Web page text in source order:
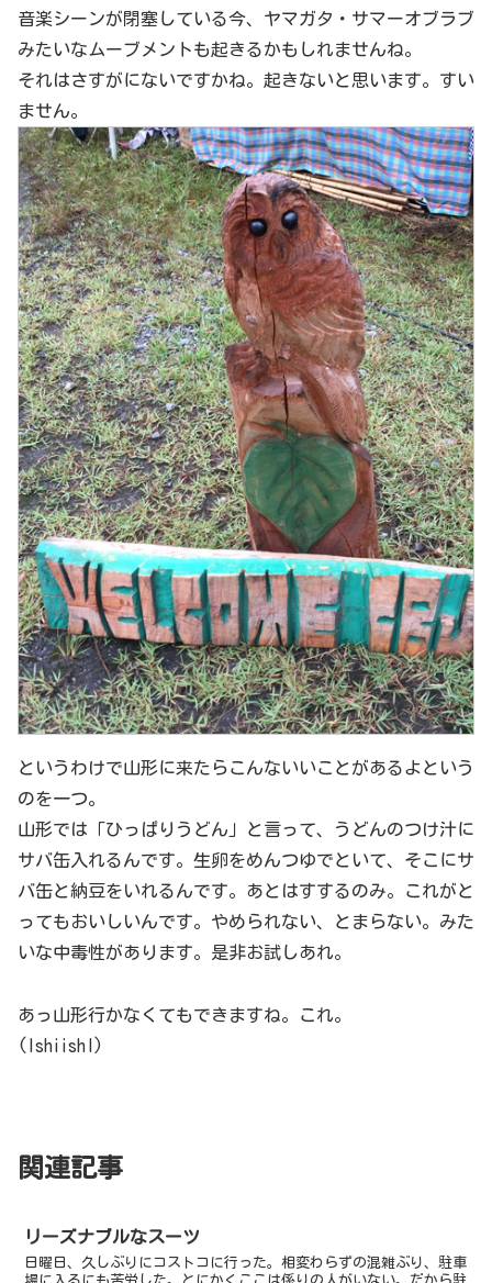
音楽シーンが閉塞している今、ヤマガタ・サマーオブラブ
みたいなムーブメントも起きるかもしれませんね。
それはさすがにないですかね。起きないと思います。すい
ません。
というわけで山形に来たらこんないいことがあるよという
のを一つ。
山形では「ひっぱりうどん」と言って、うどんのつけ汁に
サバ缶入れるんです。生卵をめんつゆでといて、そこにサ
バ缶と納豆をいれるんです。あとはすするのみ。これがと
ってもおいしいんです。やめられない、とまらない。みた
いな中毒性があります。是非お試しあれ。
あっ山形行かなくてもできますね。これ。
(IshiishI)
関連記事
リーズナブルなスーツ
日曜日、久しぶりにコストコに行った。相変わらずの混雑ぶり、駐車